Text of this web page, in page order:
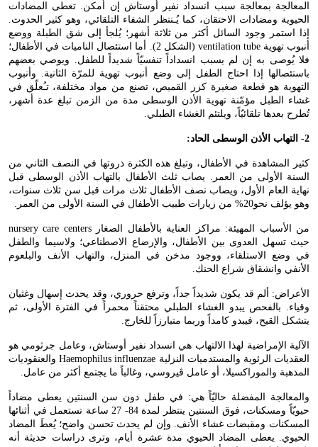
المعالجة بمعالجة سبب انسداد نفير أوستاش إن أمكن. تعطى المضادات
الحيوية ومضادات الاحتقان، كما يُـنتظر الشفاء التلقائي، وهو كثير الحدوث.
إذا استمر وجود السائل أكثر من ثلاثة أشهر؛ يُلجأ إلى شق الطبلة ووضع
أنبوب تهويةventilation tube
(الشكل 2). أما استئصال الناميات في الأطفال؛
فلا يُوصى به إن لم يسبب انسداداً تنفسيّاً شديداً للطفل. ويوصي بعضهم
باستئصالها إذا احتاج الطفل إلى وضع أنبوب تهوية للمرّة الثانية. وأنبوب
التهوية هو قطعة صغيرة كزر القميص، تصنع من مواد مختلفة، تـُعلّق في
غشاء الطبل مؤمّنة تهوية الأذن الوسطى مدة من الزمن تبلغ عدة أشهر،
تُطرح بعدها تلقائيّاً، ويلتئم الغشاء الطبلي.
2- التهاب الأذن الوسطى الحاد:
كثير المشاهدة في الأطفال، وتبلغ هذه الكثرة ذروتها في النصف الثاني من
السنة الأولى من العمر. يصاب ثلث الأطفال بالتهاب الأذن الوسطى قبل
نهاية العام الأول، ويصاب نصف الأطفال ثلاث مرات قبل سن ثلاث سنوات،
وهو يؤلف نحو20% من زيارات طبيب الأطفال في السنة الأولى من العمر.
من الأسباب المهيئة: مراكز العناية بالأطفال الصغارnursery care centers
حيث تسهل العدوى بين الأطفال، والإرضاع الاصطناعي؛ ولاسيما والطفل
في وضع الاستلقاء، ووجود مدخن في المنزل، والتهاب الأنف والبلعوم
الأنفي وانشقاق شراع الحنك.
الأعراض: ألم قد يكون شديداً جداً، وترفع حروري، وقد يحدث إسهال وغثيان
وقياء. بالفحص يبدو الغشاء الطبلي محتقناً محمراً في الفترة الأولى، ثم
يتشكل القيح، فيبدو كامداً وربما متبارزاً للخارج.
الآلية الإمراضية لهذا الالتهاب هي انسداد نفير أوستاش، وعامل جرثومي هو
العقديات الرئوية والمستدميات النزلية Haemophilus influenzaeوالعنقوديات
المذهبة والموراكسيلا، أو عامل ڤيروسي، وغالباً ما يجتمع أكثر من عامل.
والمعالجة المفضلة حاليّاً هي: في طفل دون سن السنتين يعطى مضاداً
حيويّاً ومسكنات، فوق السنتين ينتظر لمدة 84- 27 ساعة تستعمل في أثنائها
المسكنات ومقبضات غشاء الأنف. وإن لم يحدث تحسن واضح؛ يُعطَ المضاد
الحيوي. يعطى المضاد الحيوي مدة عشرة أيام، وترى دراسات حديثة أنه